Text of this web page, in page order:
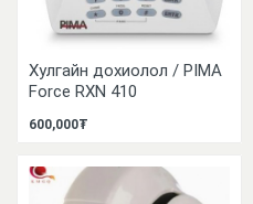
Хулгайн дохиолол / PIMA
Force RXN 410
600,000₮